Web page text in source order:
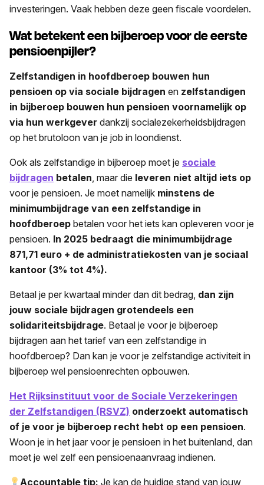
investeringen. Vaak hebben deze geen fiscale voordelen.
Wat betekent een bijberoep voor de eerste
pensioenpijler?
Zelfstandigen in hoofdberoep bouwen hun
pensioen op via sociale bijdragen en zelfstandigen
in bijberoep bouwen hun pensioen voornamelijk op
via hun werkgever dankzij socialezekerheidsbijdragen
op het brutoloon van je job in loondienst.
Ook als zelfstandige in bijberoep moet je sociale
bijdragen betalen , maar die leveren niet altijd iets op
voor je pensioen. Je moet namelijk minstens de
minimumbijdrage van een zelfstandige in
hoofdberoep betalen voor het iets kan opleveren voor je
pensioen. In 2025 bedraagt die minimumbijdrage
871,71 euro + de administratiekosten van je sociaal
kantoor (3% tot 4%).
Betaal je per kwartaal minder dan dit bedrag, dan zijn
jouw sociale bijdragen grotendeels een
solidariteitsbijdrage. Betaal je voor je bijberoep
bijdragen aan het tarief van een zelfstandige in
hoofdberoep? Dan kan je voor je zelfstandige activiteit in
bijberoep wel pensioenrechten opbouwen.
Het Rijksinstituut voor de Sociale Verzekeringen
der Zelfstandigen (RSVZ) onderzoekt automatisch
of je voor je bijberoep recht hebt op een pensioen.
Woon je in het jaar voor je pensioen in het buitenland, dan
moet je wel zelf een pensioenaanvraag indienen.
Accountable tip:Je kan de huidige stand van jouw